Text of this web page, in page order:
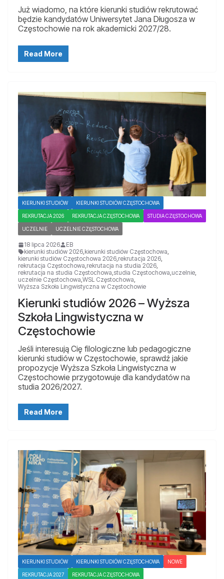
Już wiadomo, na które kierunki studiów rekrutować
będzie kandydatów Uniwersytet Jana Długosza w
Częstochowie na rok akademicki 2027/28.
Read More
KIERUNKI STUDIÓW KIERUNKI STUDIÓW CZĘSTOCHOWA
REKRUTACJA 2026 REKRUTACJA CZĘSTOCHOWA STUDIA CZĘSTOCHOWA
UCZELNIE UCZELNIE CZĘSTOCHOWA
18 lipca 2026
EB
kierunki studiów 2026,kierunki studiów Częstochowa,
kierunki studiów Częstochowa 2026,rekrutacja 2026,
rekrutacja Częstochowa,rekrutacja na studia 2026,
rekrutacja na studia Częstochowa,studia Częstochowa,uczelnie,
uczelnie Częstochowa,WSL Częstochowa,
Wyższa Szkoła Lingwistyczna w Częstochowie
Kierunki studiów 2026 – Wyższa
Szkoła Lingwistyczna w
Częstochowie
Jeśli interesują Cię filologiczne lub pedagogiczne
kierunki studiów w Częstochowie, sprawdź jakie
propozycje Wyższa Szkoła Lingwistyczna w
Częstochowie przygotowuje dla kandydatów na
studia 2026/2027.
Read More
KIERUNKI STUDIÓW KIERUNKI STUDIÓW CZĘSTOCHOWA NOWE
REKRUTACJA 2027 REKRUTACJA CZĘSTOCHOWA